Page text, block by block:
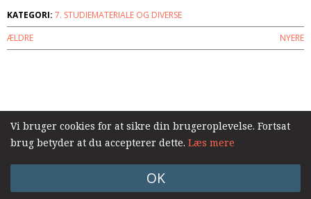
Det
enestående
livForrige
konsekvens
KATEGORI: 7. STUDIEMATERIALE OG DIVERSE
ÆLDRE
NYERE
Vi bruger cookies for at sikre din brugeroplevelse. Fortsat
brug betyder at du accepterer dette. Læs mere
OK